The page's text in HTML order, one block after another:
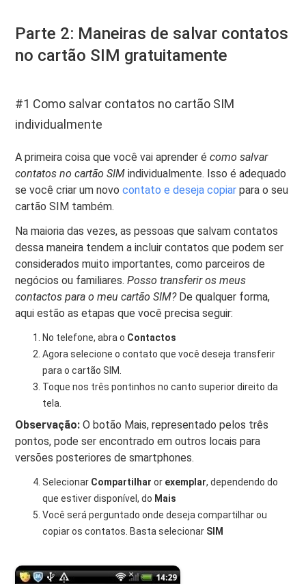
Parte 2: Maneiras de salvar contatos
no cartão SIM gratuitamente
#1 Como salvar contatos no cartão SIM
individualmente
A primeira coisa que você vai aprender écomo salvar
contatos no cartão SIMindividualmente. Isso é adequado
se você criar um novocontato e deseja copiar para o seu
cartão SIM também.
Na maioria das vezes, as pessoas que salvam contatos
dessa maneira tendem a incluir contatos que podem ser
considerados muito importantes, como parceiros de
negócios ou familiares.Posso transferir os meus
contactos para o meu cartão SIM? De qualquer forma,
aqui estão as etapas que você precisa seguir:
No telefone, abra o Contactos
Agora selecione o contato que você deseja transferir
para o cartão SIM.
Toque nos três pontinhos no canto superior direito da
tela.
Observação:O botão Mais, representado pelos três
pontos, pode ser encontrado em outros locais para
versões posteriores de smartphones.
Selecionar Compartilharor exemplar, dependendo do
que estiver disponível, do Mais
Você será perguntado onde deseja compartilhar ou
copiar os contatos. Basta selecionar SIM